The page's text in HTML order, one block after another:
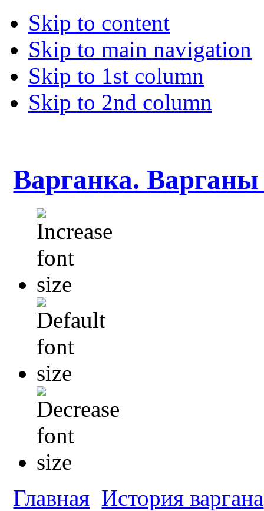
Skip to content
Skip to main navigation
Skip to 1st column
Skip to 2nd column
Варганка. Варганы
Главная История варгана